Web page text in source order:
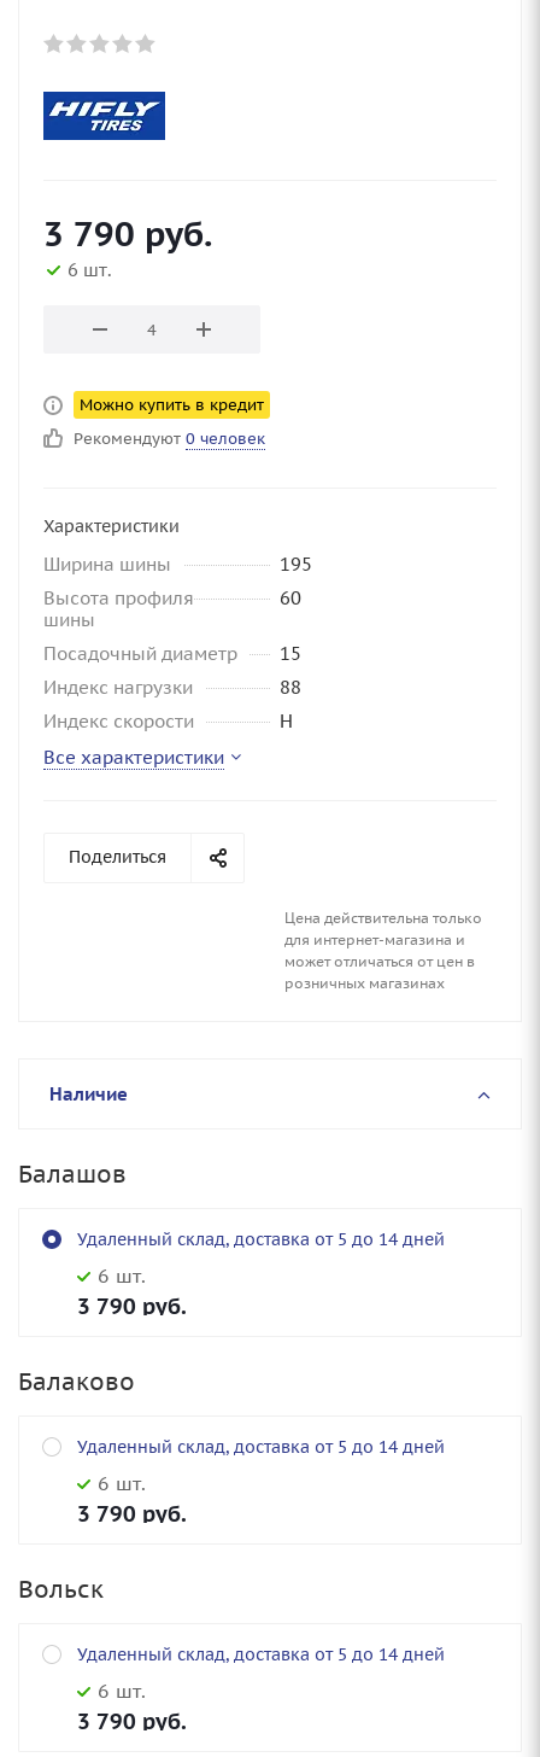
3 790 руб.
6 шт.
Можно купить в кредит
Рекомендуют 0 человек
Характеристики
Ширина шины
195
Высота профиля
шины
60
Посадочный диаметр
15
Индекс нагрузки
88
Индекс скорости
H
Все характеристики
Поделиться
Цена действительна только
для интернет-магазина и
может отличаться от цен в
розничных магазинах
Наличие
Балашов
Удаленный склад, доставка от 5 до 14 дней
6 шт.
3 790 руб.
Балаково
Удаленный склад, доставка от 5 до 14 дней
6 шт.
3 790 руб.
Вольск
Удаленный склад, доставка от 5 до 14 дней
6 шт.
3 790 руб.